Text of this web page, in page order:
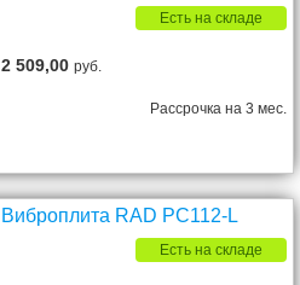
Есть на складе
2 509,00руб.
Рассрочка на 3 мес.
Виброплита RAD PC112-L
Есть на складе